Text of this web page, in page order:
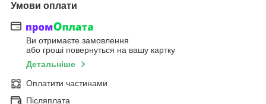
Умови оплати
Ви отримаєте замовлення
або гроші повернуться на вашу картку
Детальніше
Оплатити частинами
Післяплата